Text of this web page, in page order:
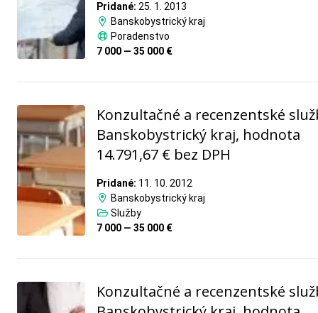
Pridané: 25. 1. 2013
Banskobystrický kraj
Poradenstvo
7 000 — 35 000 €
Konzultačné a recenzentské
Banskobystrický kraj, hodnota
14.791,67 € bez DPH
Pridané: 11. 10. 2012
Banskobystrický kraj
Služby
7 000 — 35 000 €
Konzultačné a recenzentské